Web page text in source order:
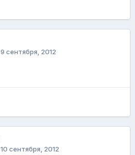
9 сентября, 2012
10 сентября, 2012